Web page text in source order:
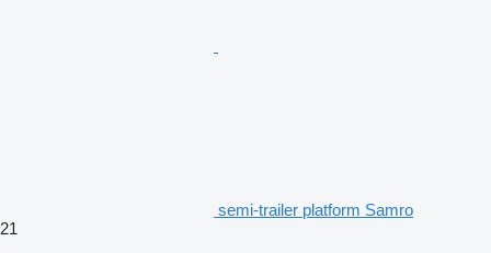
semi-trailer platform Samro
21